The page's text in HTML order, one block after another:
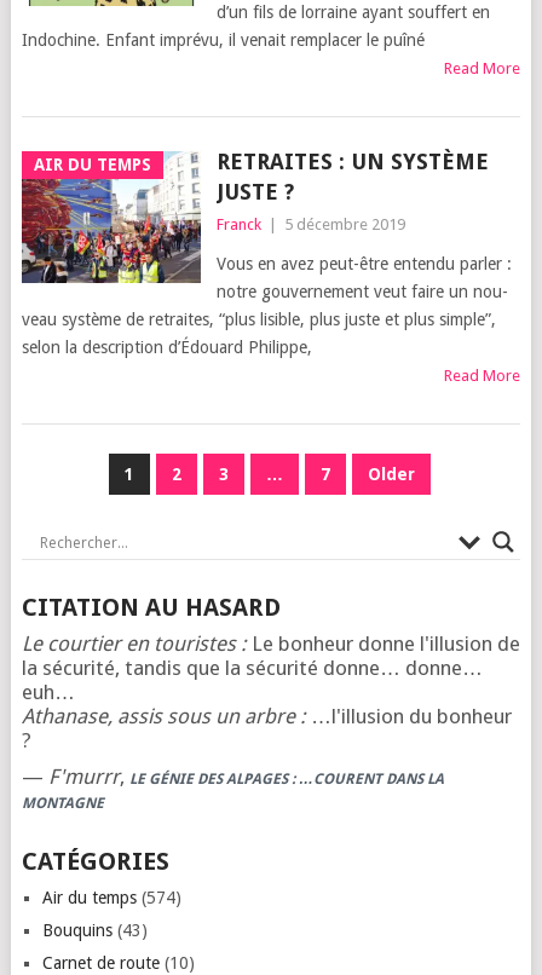
d’un fils de lor­raine ayant souf­fert en
Indo­chine. Enfant impré­vu, il venait rem­pla­cer le puî­né
Read More
AIR DU TEMPS
RETRAITES : UN SYSTÈME
JUSTE ?
Franck 5 décembre 2019
Vous en avez peut-être enten­du par­ler :
notre gou­ver­ne­ment veut faire un nou­
veau sys­tème de retraites, “plus lisible, plus juste et plus simple”,
selon la des­crip­tion d’É­douard Phi­lippe,
Read More
PAGINATION
PUBLICATIONS
1 2 3 … 7 Older
CITATION AU HASARD
Le courtier en touristes :Le bonheur donne l'illusion de
la sécurité, tandis que la sécurité donne… donne…
euh…
Athanase, assis sous un arbre :…l'illusion du bonheur
?
— F'murrr, LE GÉNIE DES ALPAGES : …COURENT DANS LA
MONTAGNE
CATÉGORIES
Air du temps(574)
Bouquins(43)
Carnet de route(10)